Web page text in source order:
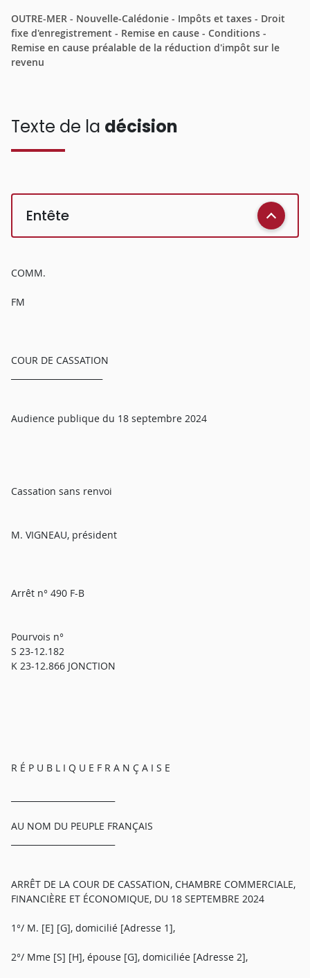
OUTRE-MER - Nouvelle-Calédonie - Impôts et taxes - Droit
fixe d'enregistrement - Remise en cause - Conditions -
Remise en cause préalable de la réduction d'impôt sur le
revenu
Texte de la décision
Entête
COMM.
FM
COUR DE CASSATION
Audience publique du 18 septembre 2024
Cassation sans renvoi
M. VIGNEAU, président
Arrêt n° 490 F-B
Pourvois n°
S 23-12.182
K 23-12.866 JONCTION
R É P U B L I Q U E F R A N Ç A I S E
AU NOM DU PEUPLE FRANÇAIS
ARRÊT DE LA COUR DE CASSATION, CHAMBRE COMMERCIALE,
FINANCIÈRE ET ÉCONOMIQUE, DU 18 SEPTEMBRE 2024
1°/ M. [E] [G], domicilié [Adresse 1],
2°/ Mme [S] [H], épouse [G], domiciliée [Adresse 2],